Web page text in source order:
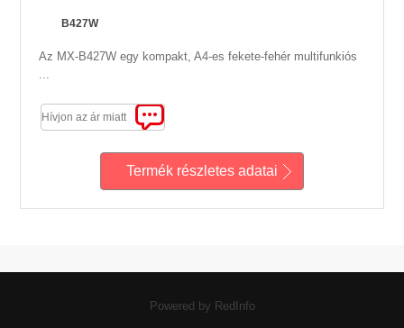
B427W
Az MX-B427W egy kompakt, A4-es fekete-fehér multifunkiós
...
Hívjon az ár miatt
Termék részletes adatai
Powered by RedInfo